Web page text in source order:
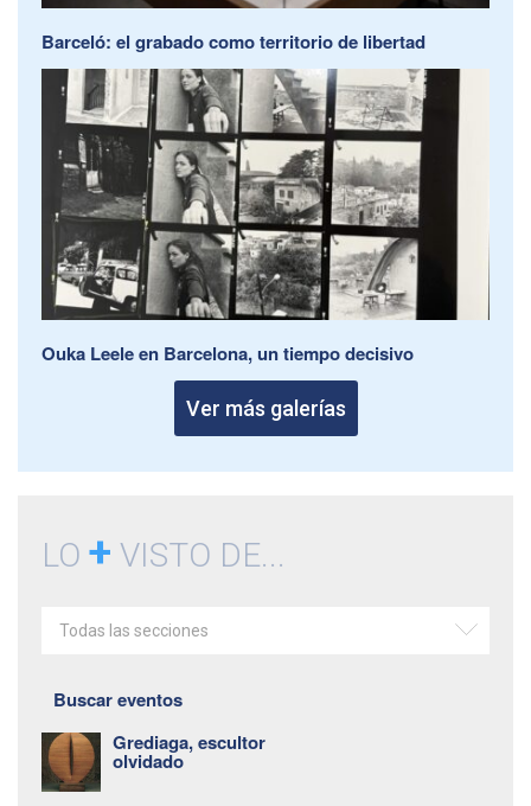
Barceló: el grabado como territorio de libertad
Ouka Leele en Barcelona, un tiempo decisivo
Ver más galerías
LO + VISTO DE...
Todas las secciones
Buscar eventos
Grediaga, escultor
olvidado